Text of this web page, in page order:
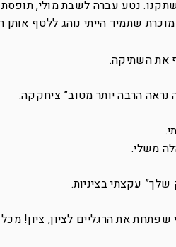
שתקנו. נטע עברה לשבת מולי,
שתמיד הייתי נוהג ללטף
את השתיקה.
הרבה יותר מטוב” ציחקקה.
משלי.
עקצתי בציניות.
שפתחת את הרגליים לציון, ציון!